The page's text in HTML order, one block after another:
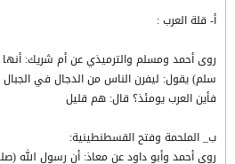
أ- قلة العرب :
روى أحمد ومسلم والترميذي عن أم شريك:
سلم) يقول: ليفرن الناس من الدجال في
فأين العرب يومئذ؟ قال: هم قليل
ب_ الملحمة وفتح القسطنطينية:
روى أحمد وأبو داود عن معاذ: أن رسول الله